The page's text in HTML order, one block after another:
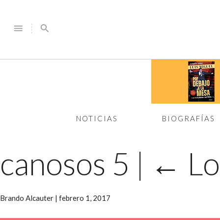
menu search
NOTICIAS BIOGRAFÍAS
canosos 5 | ←
Brando Alcauter | febrero 1, 2017